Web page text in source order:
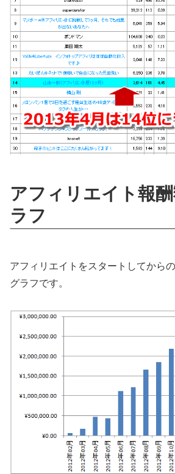
アフィリエイト報
ラフ
アフィリエイトをスタートしてから
グラフです。